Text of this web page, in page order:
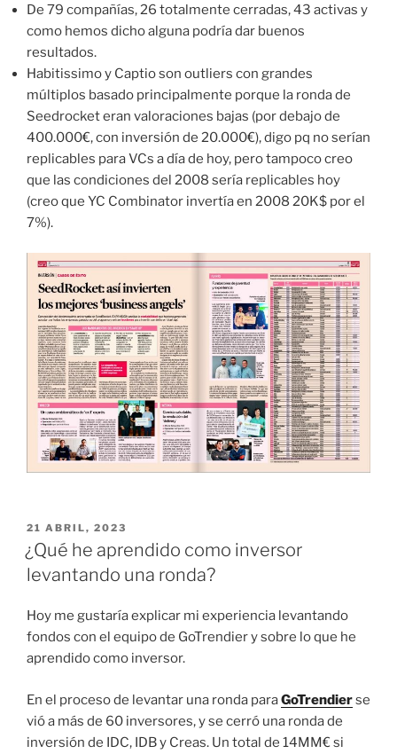
De 79 compañías, 26 totalmente cerradas, 43 activas y
como hemos dicho alguna podría dar buenos
resultados.
Habitissimo y Captio son outliers con grandes
múltiplos basado principalmente porque la ronda de
Seedrocket eran valoraciones bajas (por debajo de
400.000€, con inversión de 20.000€), digo pq no serían
replicables para VCs a día de hoy, pero tampoco creo
que las condiciones del 2008 sería replicables hoy
(creo que YC Combinator invertía en 2008 20K$ por el
7%).
PUBLICADO
EL
21 ABRIL, 2023
¿Qué he aprendido como inversor
levantando una ronda?
Hoy me gustaría explicar mi experiencia levantando
fondos con el equipo de GoTrendier y sobre lo que he
aprendido como inversor.
En el proceso de levantar una ronda paraGoTrendierse
vió a más de 60 inversores, y se cerró una ronda de
inversión de IDC, IDB y Creas. Un total de 14MM€ si